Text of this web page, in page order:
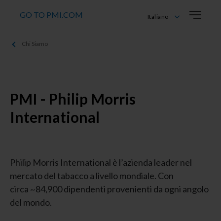
GO TO PMI.COM
Italiano
Chi Siamo
PMI - Philip Morris
International
Philip Morris International è l’azienda leader nel
mercato del tabacco a livello mondiale. Con
circa ~84,900 dipendenti provenienti da ogni angolo
del mondo.